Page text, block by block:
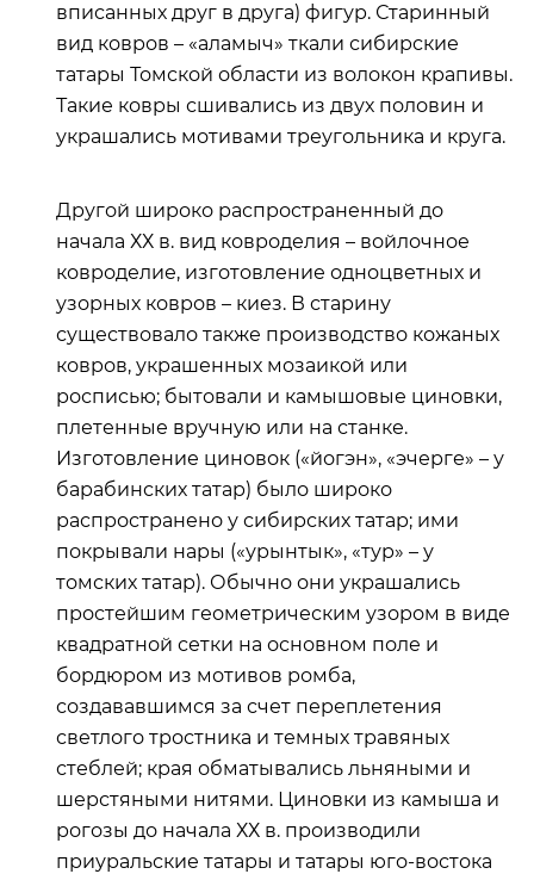
вписанных друг в друга) фигур. Старинный
вид ковров – «аламыч» ткали сибирские
татары Томской области из волокон крапивы.
Такие ковры сшивались из двух половин и
украшались мотивами треугольника и круга.
Другой широко распространенный до
начала ХХ в. вид ковроделия – войлочное
ковроделие, изготовление одноцветных и
узорных ковров – киез. В старину
существовало также производство кожаных
ковров, украшенных мозаикой или
росписью; бытовали и камышовые циновки,
плетенные вручную или на станке.
Изготовление циновок («йогэн», «эчерге» – у
барабинских татар) было широко
распространено у сибирских татар; ими
покрывали нары («урынтык», «тур» – у
томских татар). Обычно они украшались
простейшим геометрическим узором в виде
квадратной сетки на основном поле и
бордюром из мотивов ромба,
создававшимся за счет переплетения
светлого тростника и темных травяных
стеблей; края обматывались льняными и
шерстяными нитями. Циновки из камыша и
рогозы до начала ХХ в. производили
приуральские татары и татары юго-востока